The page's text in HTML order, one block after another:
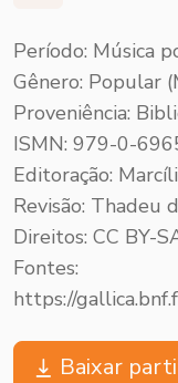
Período: Música
Gênero: Popular
Proveniência:
ISMN: 979-0-
Editoração:
Revisão: Thadeu
Direitos: CC BY-
Fontes:
https://
Baixar